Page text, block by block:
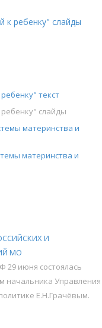
к ребенку" слайды
текст
слайды
материнства и
материнства и
И
МО
29 июня состоялась
начальника Управления
Е.Н.Грачёвым.